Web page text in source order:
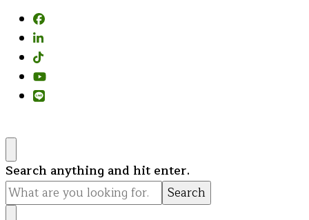
Looking
for
Something?
Search anything and hit enter.